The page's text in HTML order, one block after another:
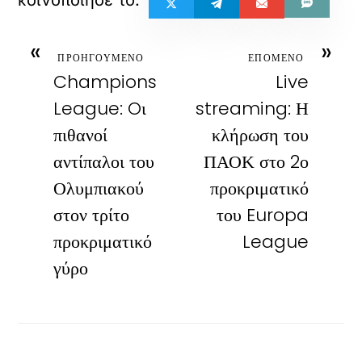
« ΠΡΟΗΓΟΥΜΕΝΟ
Champions
League: Oι
πιθανοί
αντίπαλοι του
Ολυμπιακού
στον τρίτο
προκριματικό
γύρο
»
ΕΠΟΜΕΝΟ
Live
streaming: Η
κλήρωση του
ΠΑΟΚ στο 2ο
προκριματικό
του Europa
League